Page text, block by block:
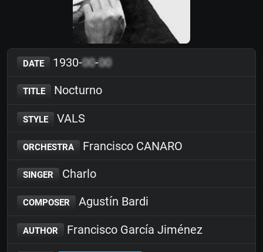
DATE 1930-00-00
TITLE Nocturno
STYLE VALS
ORCHESTRA Francisco CANARO
SINGER Charlo
COMPOSER Agustín Bardi
AUTHOR Francisco García Jiménez